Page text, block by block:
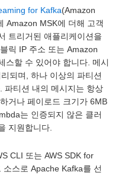
for Kafka(Amazon
Amazon MSK에 더해 고객
트리거된 애플리케이션을
릭 IP 주소 또는 Amazon
스할 수 있어야 합니다. 메시
되며, 하나 이상의 파티션
파티션 내의 메시지는 항상
거나 페이로드 크기가 6MB
는 인증되지 않은 클러
지원합니다.
CLI 또는 AWS SDK for
스로 Apache Kafka를 선